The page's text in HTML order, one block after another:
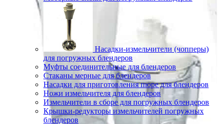
Насадки-измельчители (чопперы)
для погружных блендеров
Муфты соединительные для блендеров
Стаканы мерные для блендеров
Насадки для приготовления пюре для блендеров
Ножи измельчителя для блендеров
Измельчители в сборе для погружных блендеров
Крышки-редукторы измельчителей погружных
блендеров